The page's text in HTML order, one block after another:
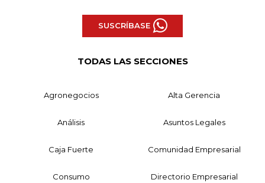
SUSCRÍBASE
TODAS LAS SECCIONES
Agronegocios Alta Gerencia
Análisis Asuntos Legales
Caja Fuerte Comunidad Empresarial
Consumo Directorio Empresarial